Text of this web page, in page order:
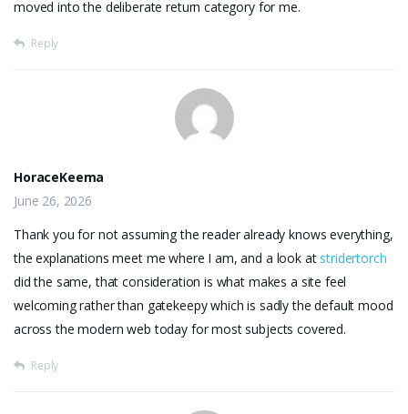
moved into the deliberate return category for me.
Reply
HoraceKeema
June 26, 2026
Thank you for not assuming the reader already knows everything,
the explanations meet me where I am, and a look at stridertorch
did the same, that consideration is what makes a site feel
welcoming rather than gatekeepy which is sadly the default mood
across the modern web today for most subjects covered.
Reply